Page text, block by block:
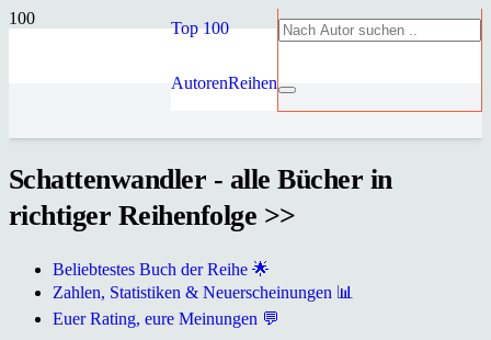
Top 100
AutorenReihen
Schattenwandler - alle Bücher in
richtiger Reihenfolge >>
Beliebtestes Buch der Reihe 🌟
Zahlen, Statistiken & Neuerscheinungen 📊
Euer Rating, eure Meinungen 💬